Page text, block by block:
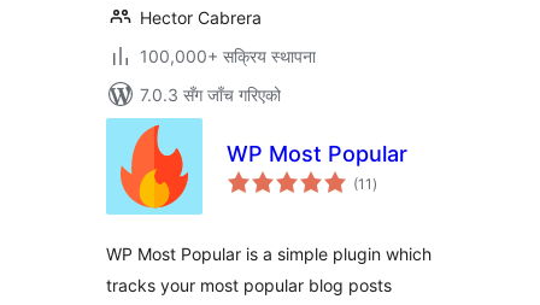
Hector Cabrera
100,000+ सक्रिय स्थापना
7.0.3 सँग जाँच गरिएको
WP Most Popular
(11 कुल
रेटिङ्गहरू
)
WP Most Popular is a simple plugin which
tracks your most popular blog posts